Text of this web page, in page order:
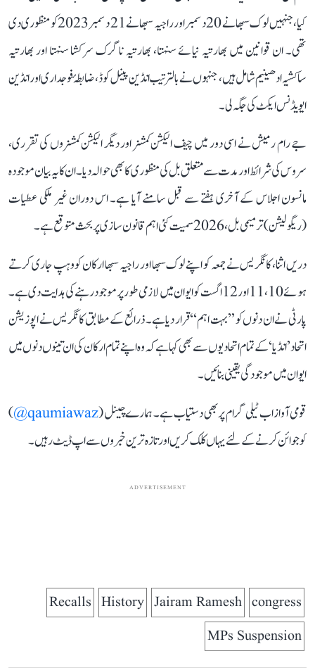
کیا، جنہیں لوک سبھا نے 20 دسمبر اور راجیہ سبھا نے 21 دسمبر 2023 کو منظوری دی
تھی۔ ان قوانین میں بھارتیہ نیائے سنہتا، بھارتیہ ناگرک سرکشا سنہتا اور بھارتیہ
ساکشیہ ادھینیم شامل ہیں، جنہوں نے بالترتیب انڈین پینل کوڈ، ضابطۂ فوجداری اور انڈین
ایویڈنس ایکٹ کی جگہ لی۔
جے رام رمیش نے اسی دور میں چیف الیکشن کمشنر اور دیگر الیکشن کمشنروں کی تقرری،
سروس کی شرائط اور مدت سے متعلق بل کی منظوری کا بھی حوالہ دیا۔ ان کا یہ بیان موجودہ
مانسون اجلاس کے آخری ہفتے سے قبل سامنے آیا ہے۔ اس دوران غیر ملکی عطیات
(ریگولیشن) ترمیمی بل، 2026 سمیت کئی اہم قانون سازی پر بحث متوقع ہے۔
دریں اثنا، کانگریس نے جمعہ کو اپنے لوک سبھا اور راجیہ سبھا ارکان کو وہپ جاری کرتے
ہوئے 10، 11 اور 12 اگست کو ایوان میں لازمی طور پر موجود رہنے کی ہدایت دی ہے۔
پارٹی نے ان دنوں کو ’’بہت اہم‘‘ قرار دیا ہے۔ ذرائع کے مطابق کانگریس نے اپوزیشن
اتحاد ’انڈیا‘ کے تمام اتحادیوں سے بھی کہا ہے کہ وہ اپنے تمام ارکان کی ان تینوں دنوں میں
ایوان میں موجودگی یقینی بنائیں۔
قومی آواز اب ٹیلی گرام پر بھی دستیاب ہے۔ ہمارے چینل (qaumiawaz@
)
کو جوائن کرنے کے لئے یہاں کلک کریں اور تازہ ترین خبروں سے اپ ڈیٹ رہیں۔
ADVERTISEMENT
congress
Jairam Ramesh
History
Recalls
MPs Suspension